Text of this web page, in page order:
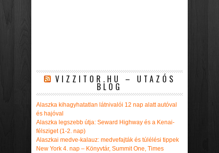
VIZZITOR.HU – UTAZÓS
BLOG
Alaszka kihagyhatatlan látnivalói 12 nap alatt autóval
és hajóval
Alaszka legszebb útja: Seward Highway és a Kenai-
félsziget (1-2. nap)
Alaszkai medve-kalauz: medvefajták és túlélési tippek
New York 4. nap – Könyvtár, Summit One, Times